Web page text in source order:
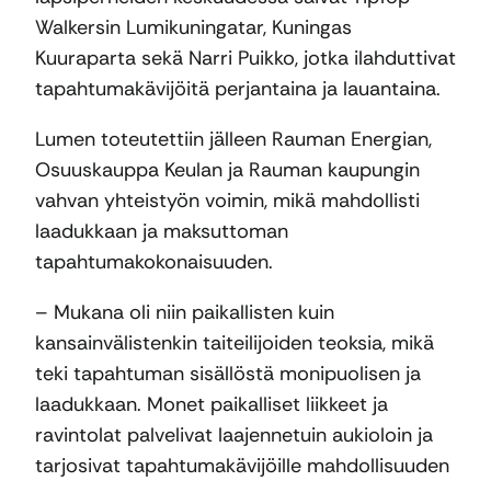
Walkersin Lumikuningatar, Kuningas
Kuuraparta sekä Narri Puikko, jotka ilahduttivat
tapahtumakävijöitä perjantaina ja lauantaina.
Lumen toteutettiin jälleen Rauman Energian,
Osuuskauppa Keulan ja Rauman kaupungin
vahvan yhteistyön voimin, mikä mahdollisti
laadukkaan ja maksuttoman
tapahtumakokonaisuuden.
– Mukana oli niin paikallisten kuin
kansainvälistenkin taiteilijoiden teoksia, mikä
teki tapahtuman sisällöstä monipuolisen ja
laadukkaan. Monet paikalliset liikkeet ja
ravintolat palvelivat laajennetuin aukioloin ja
tarjosivat tapahtumakävijöille mahdollisuuden